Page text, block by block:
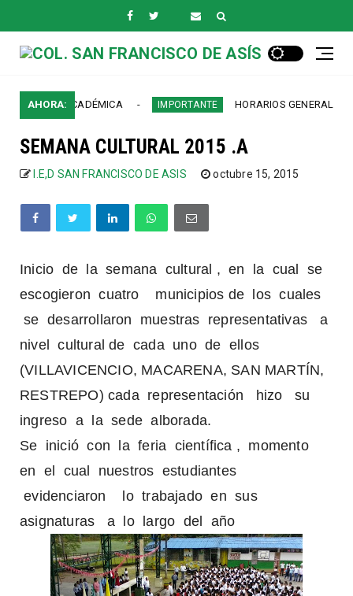
AHORA:
ACADÉMICA IMPORTANTE HORARIOS GENERALES SEDE
SEMANA CULTURAL 2015 .A
I.E,D SAN FRANCISCO DE ASIS octubre 15, 2015
Inicio de la semana cultural , en la cual se
escogieron cuatro municipios de los cuales
se desarrollaron muestras representativas a
nivel cultural de cada uno de ellos
(VILLAVICENCIO, MACARENA, SAN MARTÍN,
RESTREPO) cada representación hizo su
ingreso a la sede alborada.
Se inició con la feria científica , momento
en el cual nuestros estudiantes
evidenciaron lo trabajado en sus
asignaturas a lo largo del año